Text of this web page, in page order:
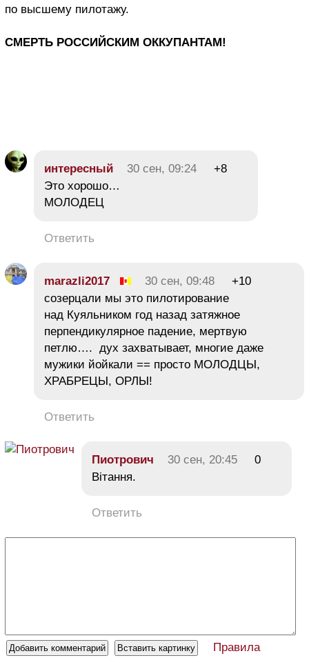
по высшему пилотажу.
СМЕРТЬ РОССИЙСКИМ ОККУПАНТАМ!
интересный 30 сен, 09:24
+8
Это хорошо…
МОЛОДЕЦ
Ответить
marazli2017 30 сен, 09:48
+10
созерцали мы это пилотирование
над Куяльником год назад затяжное
перпендикулярное падение, мертвую
петлю…. дух захватывает, многие даже
мужики йойкали == просто МОЛОДЦЫ,
ХРАБРЕЦЫ, ОРЛЫ!
Ответить
Пиотрович 30 сен, 20:45
0
Вітання.
Ответить
Правила